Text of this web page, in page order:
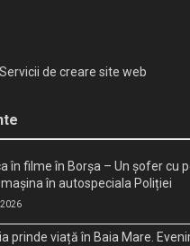
de creare site web
în filme în Borșa – Un șofer cu
în autospeciala Poliției
2026
prinde viață în Baia Mare.